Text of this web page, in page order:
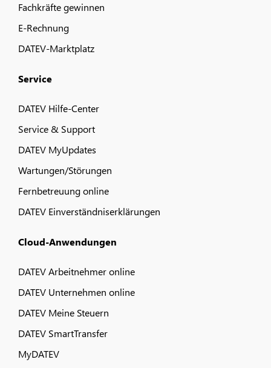
Fachkräfte gewinnen
E-Rechnung
DATEV-Marktplatz
Service
DATEV Hilfe-Center
Service & Support
DATEV MyUpdates
Wartungen/Störungen
Fernbetreuung online
DATEV Einverständniserklärungen
Cloud-Anwendungen
DATEV Arbeitnehmer online
DATEV Unternehmen online
DATEV Meine Steuern
DATEV SmartTransfer
MyDATEV